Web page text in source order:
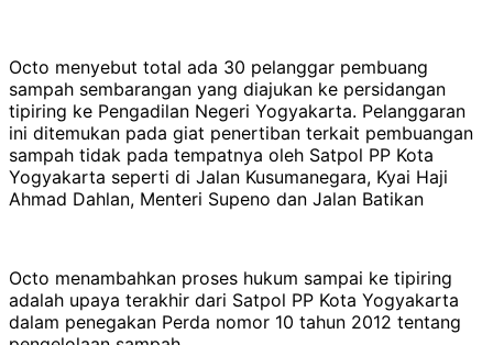
Octo menyebut total ada 30 pelanggar pembuang
sampah sembarangan yang diajukan ke persidangan
tipiring ke Pengadilan Negeri Yogyakarta. Pelanggaran
ini ditemukan pada giat penertiban terkait pembuangan
sampah tidak pada tempatnya oleh Satpol PP Kota
Yogyakarta seperti di Jalan Kusumanegara, Kyai Haji
Ahmad Dahlan, Menteri Supeno dan Jalan Batikan
Octo menambahkan proses hukum sampai ke tipiring
adalah upaya terakhir dari Satpol PP Kota Yogyakarta
dalam penegakan Perda nomor 10 tahun 2012 tentang